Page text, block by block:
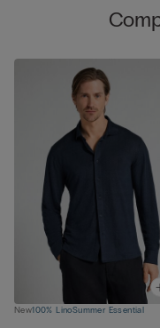
New100% LinoSummer Essential